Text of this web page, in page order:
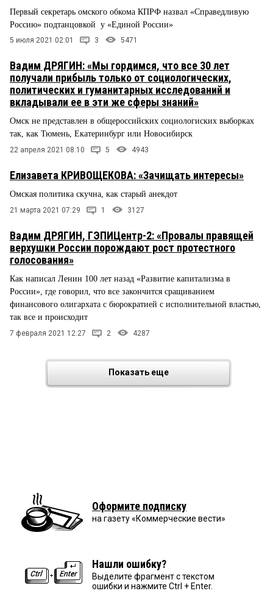
Первый секретарь омского обкома КПРФ назвал «Справедливую
Россию» подтанцовкой у «Единой России»
5 июля 2021 02:01 3 5471
Вадим ДРЯГИН: «Мы гордимся, что все 30 лет
получали прибыль только от социологических,
политических и гуманитарных исследований и
вкладывали ее в эти же сферы знаний»
Омск не представлен в общероссийских социологиских выборках
так, как Тюмень, Екатеринбург или Новосибирск
22 апреля 2021 08:10 5 4943
Елизавета КРИВОЩЕКОВА: «Зачищать интересы»
Омская политика скучна, как старый анекдот
21 марта 2021 07:29 1 3127
Вадим ДРЯГИН, ГЭПИЦентр-2: «Провалы правящей
верхушки России порождают рост протестного
голосования»
Как написал Ленин 100 лет назад «Развитие капитализма в
России», где говорил, что все закончится сращиванием
финансового олигархата с бюрократией с исполнительной властью,
так все и происходит
7 февраля 2021 12:27 2 4287
Показать еще
Оформите подписку
на газету «Коммерческие вести»
Нашли ошибку?
Выделите фрагмент с текстом
ошибки и нажмите Ctrl + Enter.